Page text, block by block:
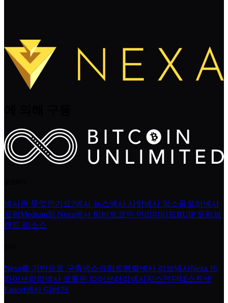
넥사란 무엇인가요?넥사 뉴스넥사 사양넥사 익스플로러 넥사
포럼Medium의 Nexa넥사 팀비트코인 언리미티드BUIP 포럼 브
랜드 리소스
Nexa를 기반으로 구축넥스크립트행렬넥사 리브넥사Nexa JS
라이브러리 넥사 코틀린 라이브러리 넥사지스연단테스트넷
Faucet넥사 디버거